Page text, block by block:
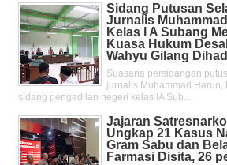
Sidang Putusan
Jurnalis
Kelas l A Subang
Kuasa Hukum
Wahyu Gilang
Suasana persidangan
jurnalis Muhammad Harun,
sidang pengadilan negeri kelas IA Sub...
Jajaran
Ungkap 21 Kasus
Gram Sabu dan
Farmasi Disita, 26